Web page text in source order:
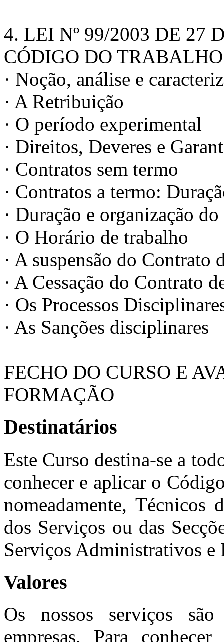
4. LEI Nº 99/2003 DE 27
CÓDIGO DO TRABALHO
· Noção, análise e
· A Retribuição
· O período experimental
· Direitos, Deveres e
· Contratos sem termo
· Contratos a termo:
· Duração e organização
· O Horário de trabalho
· A suspensão do Contrato
· A Cessação do Contrato
· Os Processos
· As Sanções disciplinares
FECHO DO CURSO E
FORMAÇÃO
Destinatários
Este Curso destina-se a
conhecer e aplicar o
nomeadamente, Técnicos
dos Serviços ou das
Serviços Administrativos e
Valores
Os nossos serviços
empresas. Para